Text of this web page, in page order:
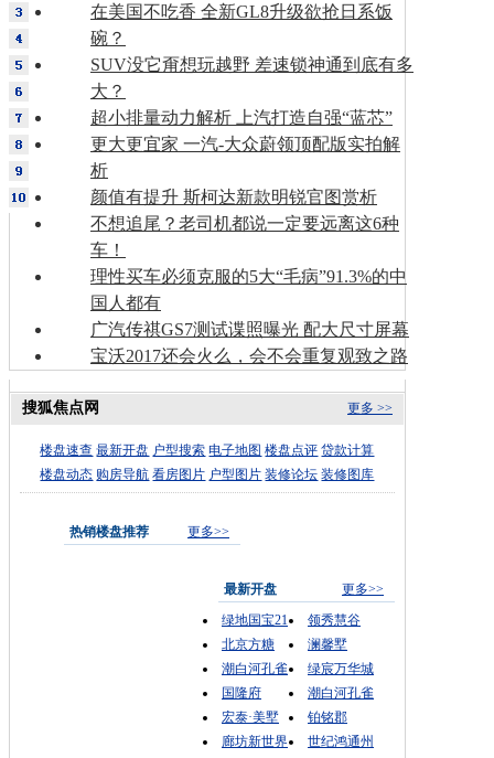
在美国不吃香 全新GL8升级欲抢日系饭
碗？
SUV没它甭想玩越野 差速锁神通到底有多
大？
超小排量动力解析 上汽打造自强“蓝芯”
更大更宜家 一汽-大众蔚领顶配版实拍解
析
颜值有提升 斯柯达新款明锐官图赏析
不想追尾？老司机都说一定要远离这6种
车！
理性买车必须克服的5大“毛病”91.3%的中
国人都有
广汽传祺GS7测试谍照曝光 配大尺寸屏幕
宝沃2017还会火么，会不会重复观致之路
更多 >>
搜狐焦点网
楼盘速查 最新开盘 户型搜索 电子地图 楼盘点评 贷款计算
楼盘动态 购房导航 看房图片 户型图片 装修论坛 装修图库
热销楼盘推荐 更多>>
最新开盘
更多>>
绿地国宝21
领秀慧谷
北京方糖
澜馨墅
潮白河孔雀
绿宸万华城
国隆府
潮白河孔雀
宏泰·美墅
铂铭郡
廊坊新世界
世纪鸿通州